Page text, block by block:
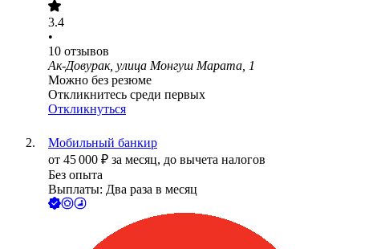
3.4
•
10 отзывов
Ак-Довурак, улица Монгуш Марата, 1
Можно без резюме
Откликнитесь среди первых
Откликнуться
Мобильный банкир
от 45 000 ₽ за месяц, до вычета налогов
Без опыта
Выплаты: Два раза в месяц